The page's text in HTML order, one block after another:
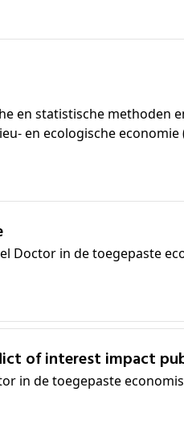
en statistische methoden
en ecologische economie
Doctor in de toegepaste
of interest impact
in de toegepaste